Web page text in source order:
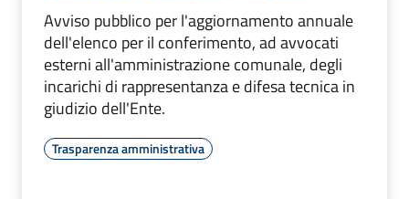
Avviso pubblico per l'aggiornamento annuale
dell'elenco per il conferimento, ad avvocati
esterni all'amministrazione comunale, degli
incarichi di rappresentanza e difesa tecnica in
giudizio dell'Ente.
Trasparenza amministrativa